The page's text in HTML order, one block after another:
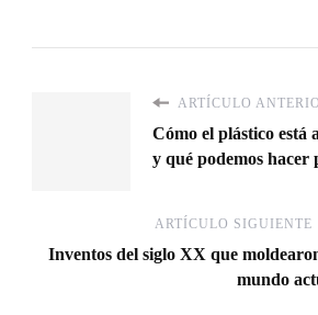
ARTÍCULO
Cómo el plástico está
y qué podemos hacer
ARTÍCULO SIGUIENTE
Inventos del siglo XX que
mundo